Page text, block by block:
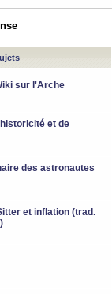
sur l'Arche
et de
des astronautes
et inflation (trad.